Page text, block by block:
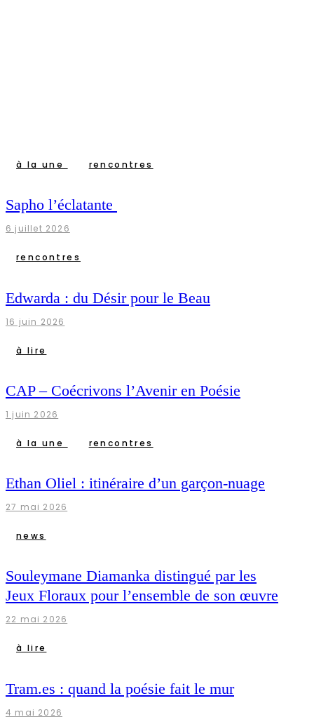
à la une rencontres
Sapho l’éclatante
6 juillet 2026
rencontres
Edwarda : du Désir pour le Beau
16 juin 2026
à lire
CAP – Coécrivons l’Avenir en Poésie
1 juin 2026
à la une rencontres
Ethan Oliel : itinéraire d’un garçon-nuage
27 mai 2026
news
Souleymane Diamanka distingué par les
Jeux Floraux pour l’ensemble de son œuvre
22 mai 2026
à lire
Tram.es : quand la poésie fait le mur
4 mai 2026